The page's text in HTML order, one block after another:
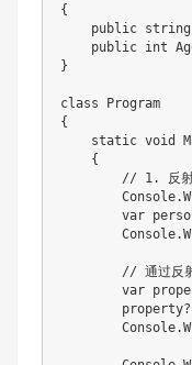
{
public
public int
}
class Program
{
static void
    {
// 1. 反
var
// 通过反
var